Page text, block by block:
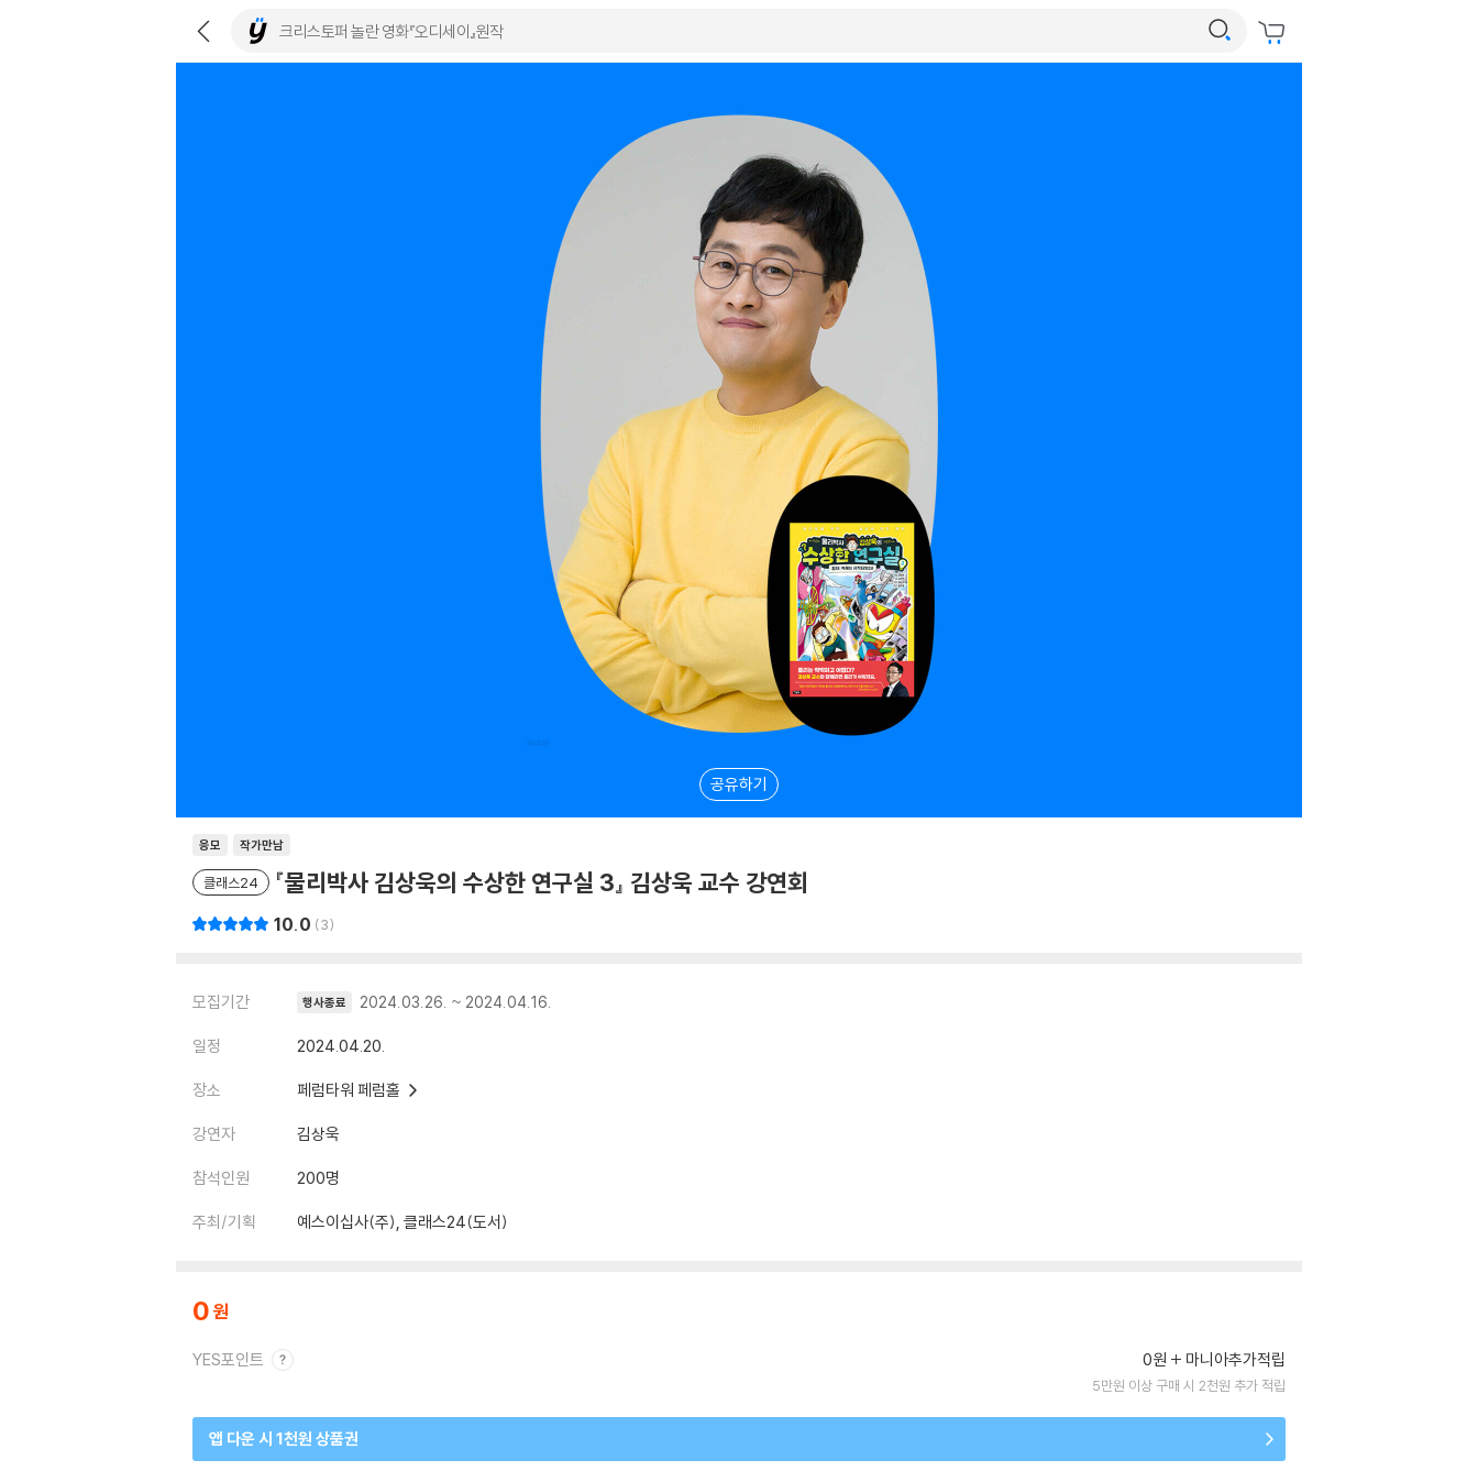
공유하기
응모 작가만남
클래스24 『물리박사 김상욱의 수상한 연구실 3』 김상욱 교수 강연회
10.0 3
모집기간 행사종료 2024.03.26. ~ 2024.04.16.
일정 2024.04.20.
장소 페럼타워 페럼홀
강연자 김상욱
참석인원 200명
주최/기획 예스이십사(주), 클래스24(도서)
0
YES포인트 0원 마니아추가적립
5만원 이상 구매 시 2천원 추가 적립
앱 다운 시 1천원 상품권